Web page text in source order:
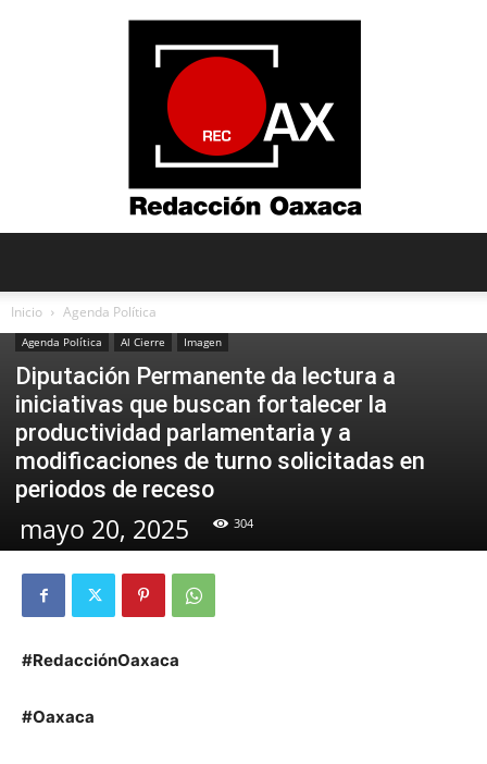
Oaxaca
Inicio Agenda Política
Agenda Política Al Cierre Imagen
Diputación Permanente da lectura a
iniciativas que buscan fortalecer la
productividad parlamentaria y a
modificaciones de turno solicitadas en
periodos de receso
mayo 20, 2025 304
#RedacciónOaxaca
#Oaxaca